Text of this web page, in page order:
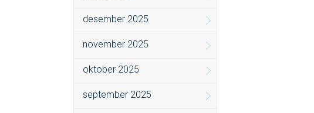
desember 2025
november 2025
oktober 2025
september 2025